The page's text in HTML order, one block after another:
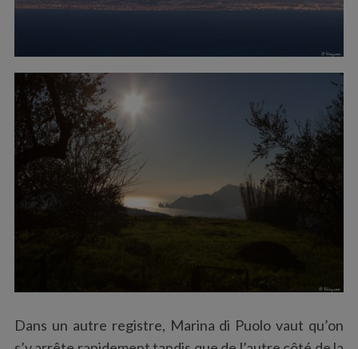
Dans un autre registre, Marina di Puolo vaut qu’on
S
a
r
c